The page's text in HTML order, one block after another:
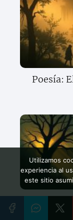
Poesía:
Nazim
Utilizamos
experiencia al
este sitio